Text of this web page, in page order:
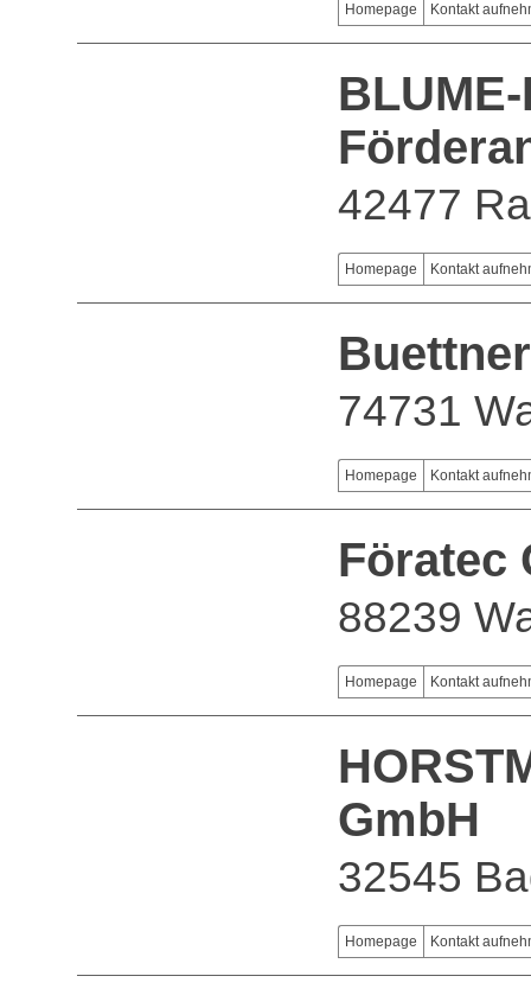
Homepage Kontakt
42477
Homepage Kontakt
74731
Homepage Kontakt
Föratec
88239
Homepage Kontakt
GmbH
32545
Homepage Kontakt